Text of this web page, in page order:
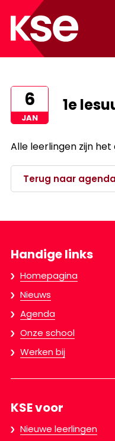
6
JAN
1e
Alle leerlingen zijn het
Terug naar agenda
Handige links
Homepagina
Nieuws
Agenda
Onze school
Werken bij
KSE voor
Nieuwe leerlingen